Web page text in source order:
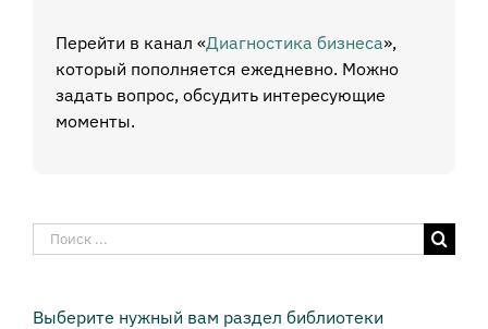
Перейти в канал «Диагностика бизнеса»,
который пополняется ежедневно. Можно
задать вопрос, обсудить интересующие
моменты.
Результат
поиска:
Выберите нужный вам раздел библиотеки